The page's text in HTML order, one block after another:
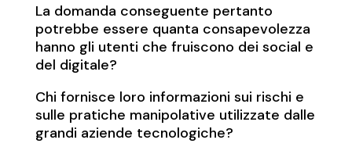
La domanda conseguente pertanto
potrebbe essere quanta consapevolezza
hanno gli utenti che fruiscono dei social e
del digitale?
Chi fornisce loro informazioni sui rischi e
sulle pratiche manipolative utilizzate dalle
grandi aziende tecnologiche?